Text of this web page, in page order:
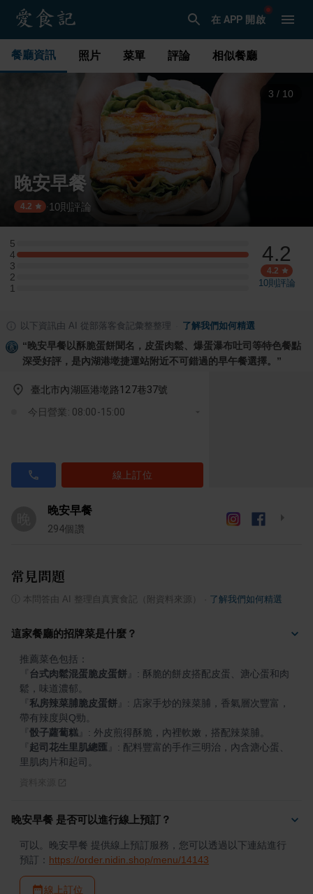
在 APP 開啟
餐廳資訊 照片 菜單 評論 相似餐廳
3 / 10
晚安早餐
4.2 · 10則評論
5
5 星：0 則評論
4
4 星：4 則評論
3
3 星：0 則評論
2
2 星：0 則評論
1
1 星：0 則評論
4.2
4.2
10則評論
以下資訊由 AI 從部落客食記彙整整理 了解我們如何精選
“晚安早餐以酥脆蛋餅聞名，皮蛋肉鬆、爆蛋瀑布吐司等特色餐點
深受好評，是內湖港墘捷運站附近不可錯過的早午餐選擇。 ”
臺北市內湖區港墘路127巷37號
今日營業: 08:00-15:00
線上訂位
晚安早餐
294個讚
常見問題
本問答由 AI 整理自真實食記（附資料來源） 了解我們如何精選
這家餐廳的招牌菜是什麼？
台式肉鬆混蛋脆皮蛋餅
: 酥脆的餅皮搭配皮蛋、溏心蛋和肉
私房辣菜脯脆皮蛋餅
: 店家手炒的辣菜脯，香氣層次豐富，
骰子蘿蔔糕
起司花生里肌總匯
: 配料豐富的手作三明治，內含溏心蛋、
里肌肉片和起司。
晚安早餐 是否可以進行線上預訂？
可以。晚安早餐 提供線上預訂服務，您可以透過以下連結進行
預訂： https://order.nidin.shop/menu/14143
線上訂位